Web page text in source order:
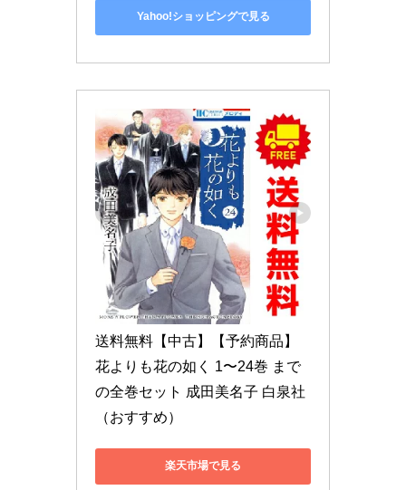
Yahoo!ショッピングで見る
送料無料【中古】【予約商品】
花よりも花の如く 1〜24巻 まで
の全巻セット 成田美名子 白泉社
（おすすめ）
楽天市場で見る